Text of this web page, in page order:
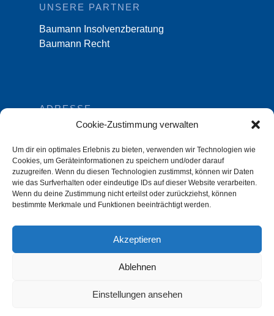
Cookie-Zustimmung verwalten
Um dir ein optimales Erlebnis zu bieten, verwenden wir Technologien wie
Cookies, um Geräteinformationen zu speichern und/oder darauf
zuzugreifen. Wenn du diesen Technologien zustimmst, können wir Daten
wie das Surfverhalten oder eindeutige IDs auf dieser Website verarbeiten.
Wenn du deine Zustimmung nicht erteilst oder zurückziehst, können
bestimmte Merkmale und Funktionen beeinträchtigt werden.
Akzeptieren
Ablehnen
Einstellungen ansehen
UNSERE PARTNER
Baumann Insolvenzberatung
Baumann Recht
ADRESSE
Schloesser + Baumann
Rechtsanwaltsgesellschaft mbH
Tiergartenstraße 28 A
D-47533 Kleve
Fax: 02821 89935-10
IMPRESSUM & DATENSCHUTZ